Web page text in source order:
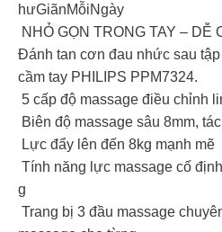
hưGiãnMỗiNgày
NHỎ GỌN TRONG TAY – DỄ
Đánh tan cơn đau nhức sau
cầm tay PHILIPS PPM7324.
5 cấp độ massage điều chỉnh
Biên độ massage sâu 8mm,
Lực đẩy lên đến 8kg mạnh mẽ
Tính năng lực massage cố
g
Trang bị 3 đầu massage